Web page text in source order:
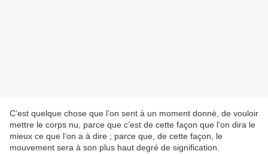
C’est quelque chose que l’on sent à un moment donné, de vouloir
mettre le corps nu, parce que c’est de cette façon que l’on dira le
mieux ce que l’on a à dire ; parce que, de cette façon, le
mouvement sera à son plus haut degré de signification.